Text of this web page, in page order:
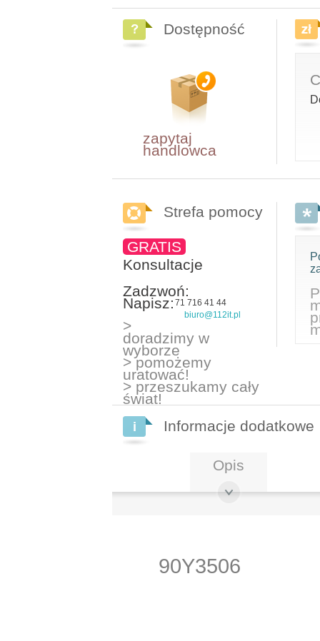
Dostępność
zapytaj
handlowca
Strefa pomocy
GRATIS
Konsultacje
Zadzwoń:
71 716 41 44
Napisz:
biuro@112it.pl
>
doradzimy w
wyborze
> pomożemy
uratować!
> przeszukamy cały
świat!
Informacje dodatkowe
Opis
90Y3506